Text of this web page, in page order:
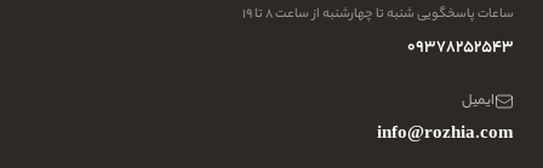
ساعات پاسخگویی شنبه تا چهارشنبه از ساعت ۸ تا ۱۹
09378252543
ایمیل
info@rozhia.com